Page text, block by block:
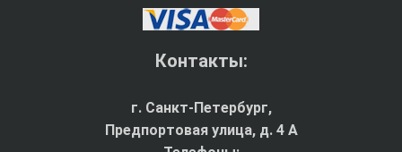
Контакты:
г. Санкт-Петербург,
Предпортовая улица, д. 4 A